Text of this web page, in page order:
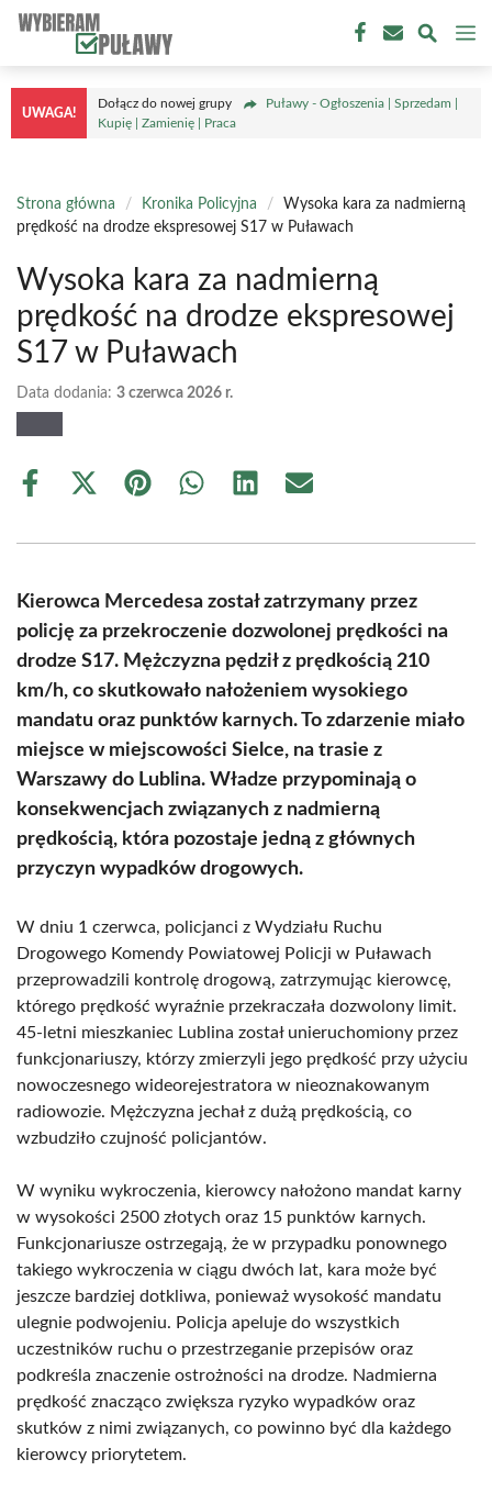
Przejdź
treści
UWAGA!
Dołącz do nowej grupy
Puławy - Ogłoszenia | Sprzedam |
Kupię | Zamienię | Praca
Strona główna / Kronika Policyjna /
Wysoka kara za nadmierną
prędkość na drodze ekspresowej S17 w Puławach
Wysoka kara za nadmierną
prędkość na drodze ekspresowej
S17 w Puławach
Data dodania: 3 czerwca 2026 r.
Share
Share
(Twitter)
Share Share Share Share
Kierowca Mercedesa został zatrzymany przez
policję za przekroczenie dozwolonej prędkości na
drodze S17. Mężczyzna pędził z prędkością 210
km/h, co skutkowało nałożeniem wysokiego
mandatu oraz punktów karnych. To zdarzenie miało
miejsce w miejscowości Sielce, na trasie z
Warszawy do Lublina. Władze przypominają o
konsekwencjach związanych z nadmierną
prędkością, która pozostaje jedną z głównych
przyczyn wypadków drogowych.
W dniu 1 czerwca, policjanci z Wydziału Ruchu
Drogowego Komendy Powiatowej Policji w Puławach
przeprowadzili kontrolę drogową, zatrzymując kierowcę,
którego prędkość wyraźnie przekraczała dozwolony limit.
45-letni mieszkaniec Lublina został unieruchomiony przez
funkcjonariuszy, którzy zmierzyli jego prędkość przy użyciu
nowoczesnego wideorejestratora w nieoznakowanym
radiowozie. Mężczyzna jechał z dużą prędkością, co
wzbudziło czujność policjantów.
W wyniku wykroczenia, kierowcy nałożono mandat karny
w wysokości 2500 złotych oraz 15 punktów karnych.
Funkcjonariusze ostrzegają, że w przypadku ponownego
takiego wykroczenia w ciągu dwóch lat, kara może być
jeszcze bardziej dotkliwa, ponieważ wysokość mandatu
ulegnie podwojeniu. Policja apeluje do wszystkich
uczestników ruchu o przestrzeganie przepisów oraz
podkreśla znaczenie ostrożności na drodze. Nadmierna
prędkość znacząco zwiększa ryzyko wypadków oraz
skutków z nimi związanych, co powinno być dla każdego
kierowcy priorytetem.